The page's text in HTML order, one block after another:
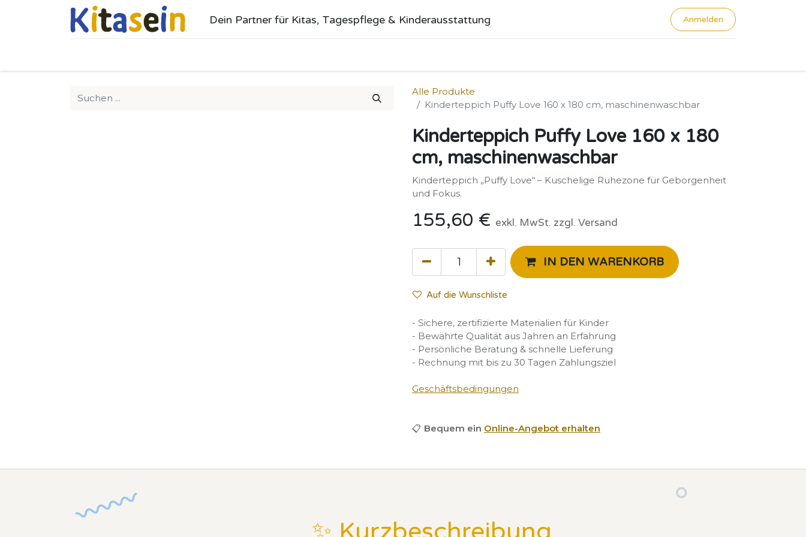
Dein Partner für Kitas, Tagespflege & Kinderausstattung Anmelden
Alle Produkte
Kinderteppich Puffy Love 160 x 180 cm, maschinenwaschbar
Kinderteppich Puffy Love 160 x 180
cm, maschinenwaschbar
Kinderteppich „Puffy Love“ – Kuschelige Ruhezone für Geborgenheit
und Fokus.
155,60 € exkl. MwSt. zzgl. Versand
IN DEN WARENKORB
Auf die Wunschliste
- Sichere, zertifizierte Materialien für Kinder
- Bewährte Qualität aus Jahren an Erfahrung
- Persönliche Beratung & schnelle Lieferung
- Rechnung mit bis zu 30 Tagen Zahlungsziel
Geschäftsbedingungen
📋 Bequem ein Online-Angebot erhalten